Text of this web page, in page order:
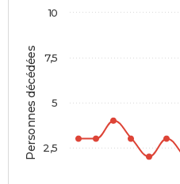
Personnes décédées
10
2,5
5
7,5